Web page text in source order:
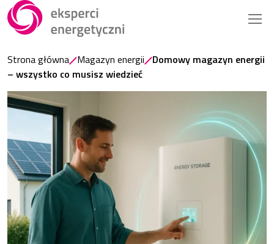
Strona główna Magazyn energii
Domowy magazyn energii
– wszystko co musisz wiedzieć